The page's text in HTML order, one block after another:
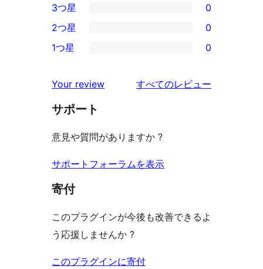
星
レ
ビ
ー
4-
星
レ
ュ
ー
0
3-
星
ビ
ュ
3つ星 0
2-
レ
ビ
ー
2つ星 0
星
レ
ュ
ー
1つ星 0
Your review すべてのレビュー
サポート
意見や質問がありますか ?
サポートフォーラムを表示
寄付
このプラグインが今後も改善できるよ
う応援しませんか ?
このプラグインに寄付